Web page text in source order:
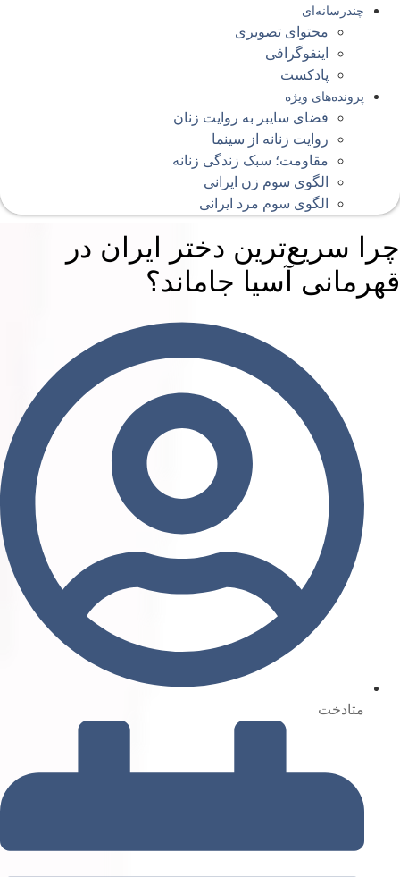
چندرسانه‌ای
محتوای تصویری
اینفوگرافی
پادکست
پرونده‌های ویژه
فضای سایبر به روایت زنان
روایت زنانه از سینما
مقاومت؛ سبک زندگی زنانه
الگوی سوم زن ایرانی
الگوی سوم مرد ایرانی
سریع‌ترین دختر ایران در
آسیا جاماند؟
متادخت